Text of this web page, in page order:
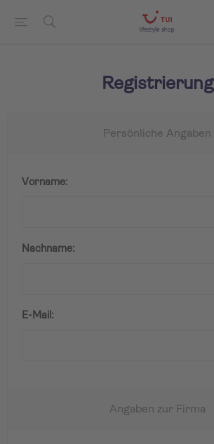
Registrierung
Persönliche Angaben
Vorname:
Nachname:
E-Mail:
Angaben zur Firma